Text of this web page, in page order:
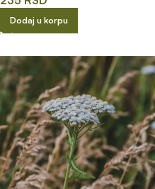
Dodaj u korpu